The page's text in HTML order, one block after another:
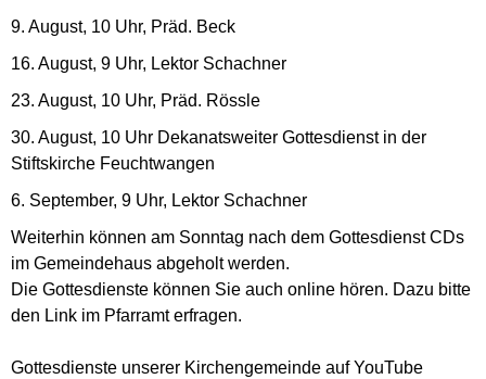
9. August, 10 Uhr, Präd. Beck
16. August, 9 Uhr, Lektor Schachner
23. August, 10 Uhr, Präd. Rössle
30. August, 10 Uhr Dekanatsweiter Gottesdienst in der
Stiftskirche Feuchtwangen
6. September, 9 Uhr, Lektor Schachner
Weiterhin können am Sonntag nach dem Gottesdienst CDs
im Gemeindehaus abgeholt werden.
Die Gottesdienste können Sie auch online hören. Dazu bitte
den Link im Pfarramt erfragen.
Gottesdienste unserer Kirchengemeinde auf YouTube